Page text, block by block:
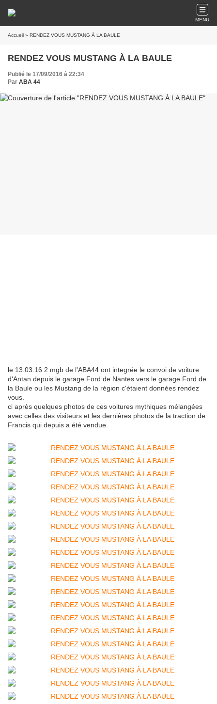
MENU
Accueil » RENDEZ VOUS MUSTANG À LA BAULE
RENDEZ VOUS MUSTANG À LA BAULE
Publié le 17/09/2016 à 22:34
Par ABA 44
le 13.03.16 2 mgb de l'ABA44 ont integrée le convoi de voiture
d'Antan depuis le garage Ford de Nantes vers le garage Ford de
la Baule ou les Mustang de la région c'étaient données rendez
vous.
ci après quelques photos de ces voitures mythiques mélangées
avec celles des visiteurs et les dernières photos de la traction de
Francis qui depuis a été vendue.